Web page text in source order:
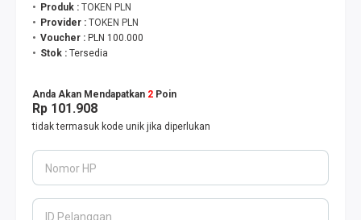
Produk : TOKEN PLN
Provider : TOKEN PLN
Voucher : PLN 100.000
Stok : Tersedia
Anda Akan Mendapatkan 2 Poin
Rp 101.908
tidak termasuk kode unik jika diperlukan
Nomor HP
ID Pelanggan